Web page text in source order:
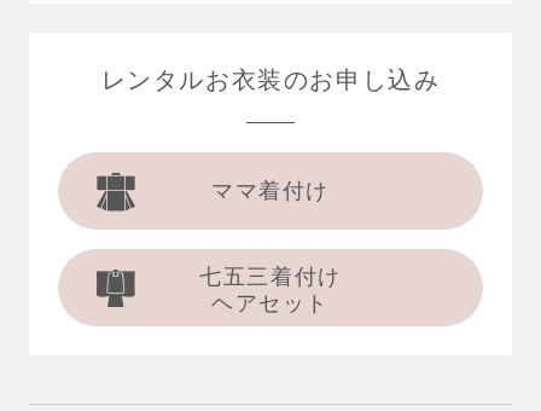
レンタルお衣装のお申し込み
ママ着付け
七五三着付け
ヘアセット